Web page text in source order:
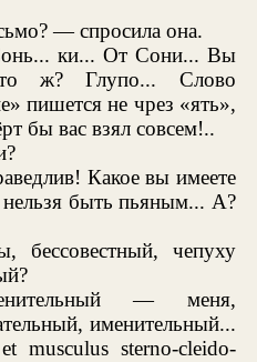
— спросила она.
ки... От Сони... Вы
Глупо... Слово
пишется не чрез «ять»,
бы вас взял совсем!..
Какое вы имеете
быть пьяным... А?
чепуху
— меня,
именительный...
musculus sterno-cleido-